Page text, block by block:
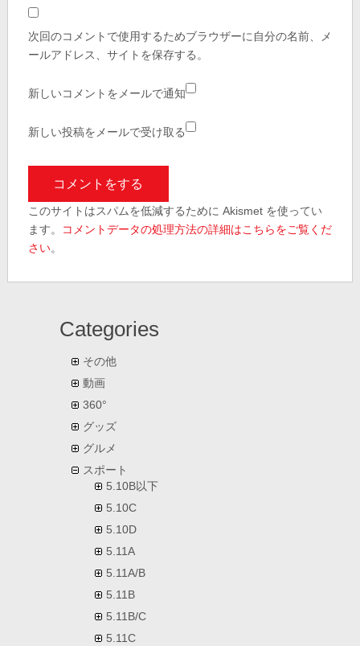
次回のコメントで使用するためブラウザーに自分の名前、メ
ールアドレス、サイトを保存する。
新しいコメントをメールで通知
新しい投稿をメールで受け取る
このサイトはスパムを低減するために Akismet を使ってい
ます。
コメントデータの処理方法の詳細はこちらをご覧くだ
さい。
Categories
その他
動画
360°
グッズ
グルメ
スポート
5.10B以下
5.10C
5.10D
5.11A
5.11A/B
5.11B
5.11B/C
5.11C